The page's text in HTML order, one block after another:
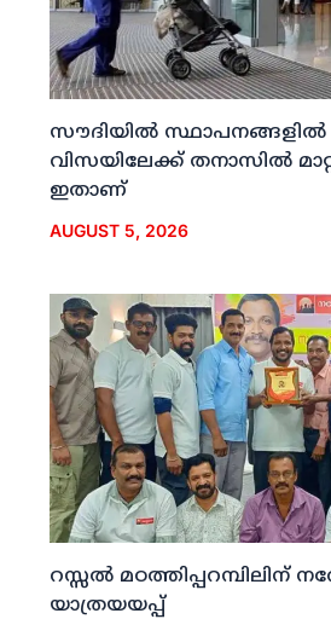
സൗദിയില്‍ സ്ഥാപനങ്ങളില്‍
വിസയിലേക്ക് തനാസില്‍
ഇതാണ്
AUGUST 5, 2026
റസ്സല്‍ മഠത്തിപ്പറമ്പിലിന്
യാത്രയയപ്പ്